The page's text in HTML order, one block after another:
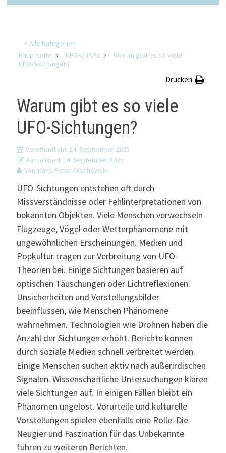
< Alle Kategorien
Hauptseite
UFOs/UAPs
Warum gibt es so viele
UFO-Sichtungen?
Drucken
Warum gibt es so viele
UFO-Sichtungen?
Veröffentlicht 14. September 2025
Aktualisiert 14. September 2025
Von Hans-Peter Olschewski
UFO-Sichtungen entstehen oft durch
Missverständnisse oder Fehlinterpretationen von
bekannten Objekten. Viele Menschen verwechseln
Flugzeuge, Vögel oder Wetterphänomene mit
ungewöhnlichen Erscheinungen. Medien und
Popkultur tragen zur Verbreitung von UFO-
Theorien bei. Einige Sichtungen basieren auf
optischen Täuschungen oder Lichtreflexionen.
Unsicherheiten und Vorstellungsbilder
beeinflussen, wie Menschen Phänomene
wahrnehmen. Technologien wie Drohnen haben die
Anzahl der Sichtungen erhöht. Berichte können
durch soziale Medien schnell verbreitet werden.
Einige Menschen suchen aktiv nach außerirdischen
Signalen. Wissenschaftliche Untersuchungen klären
viele Sichtungen auf. In einigen Fällen bleibt ein
Phänomen ungelöst. Vorurteile und kulturelle
Vorstellungen spielen ebenfalls eine Rolle. Die
Neugier und Faszination für das Unbekannte
führen zu weiteren Berichten.